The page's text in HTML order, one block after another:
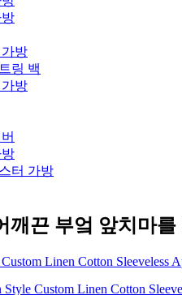
방
링 백
방
터 가방
깨끈 부엌 앞치마